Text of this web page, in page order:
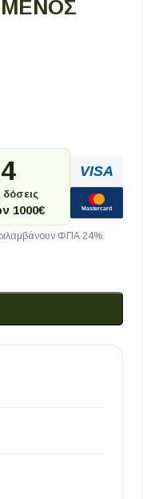
δόσεις
1000€
VISA
Mastercard
ΦΠΑ 24%.